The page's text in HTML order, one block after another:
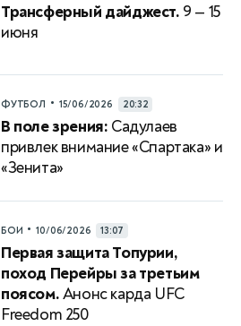
Трансферный дайджест. 9 — 15
июня
ФУТБОЛ • 15/06/2026 20:32
В поле зрения: Садулаев
привлек внимание «Спартака» и
«Зенита»
БОИ • 10/06/2026 13:07
Первая защита Топурии,
поход Перейры за третьим
поясом.Анонс карда UFC
Freedom 250